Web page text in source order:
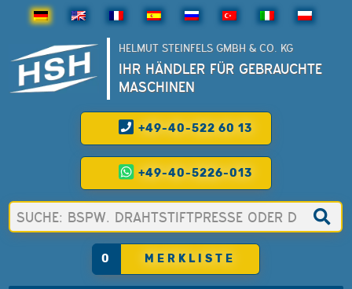
HELMUT STEINFELS GMBH & CO. KG
IHR HÄNDLER FÜR GEBRAUCHTE
MASCHINEN
+49-40-522 60 13
+49-40-5226-013
0 MERKLISTE